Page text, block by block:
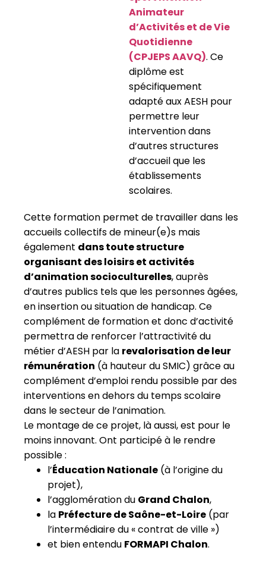
Animateur
d’Activités et de Vie
Quotidienne
(CPJEPS AAVQ). Ce
diplôme est
spécifiquement
adapté aux AESH pour
permettre leur
intervention dans
d’autres structures
d’accueil que les
établissements
scolaires.
Cette formation permet de travailler dans les
accueils collectifs de mineur(e)s mais
également dans toute structure
organisant des loisirs et activités
d’animation socioculturelles, auprès
d’autres publics tels que les personnes âgées,
en insertion ou situation de handicap. Ce
complément de formation et donc d’activité
permettra de renforcer l’attractivité du
métier d’AESH par la revalorisation de leur
rémunération (à hauteur du SMIC) grâce au
complément d’emploi rendu possible par des
interventions en dehors du temps scolaire
dans le secteur de l’animation.
Le montage de ce projet, là aussi, est pour le
moins innovant. Ont participé à le rendre
possible :
l’Éducation Nationale (à l’origine du
projet),
l’agglomération du Grand Chalon,
la Préfecture de Saône-et-Loire (par
l’intermédiaire du « contrat de ville »)
et bien entendu FORMAPI Chalon.